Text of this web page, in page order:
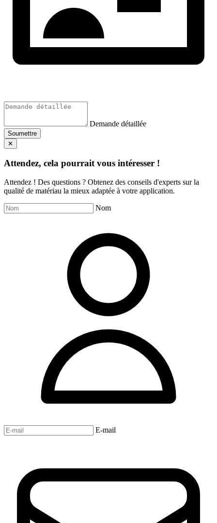
Demande détaillée
Soumettre
✕
Attendez, cela pourrait vous intéresser !
Attendez ! Des questions ? Obtenez des conseils d'experts sur la
qualité de matériau la mieux adaptée à votre application.
Nom
E-mail